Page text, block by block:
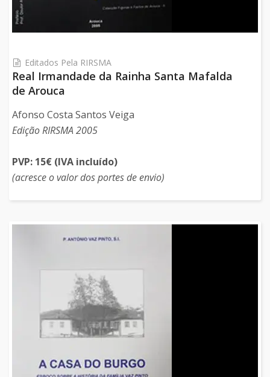
Editados Pela RIRSMA
Real Irmandade da Rainha Santa Mafalda
de Arouca
Afonso Costa Santos Veiga
Edição RIRSMA 2005
PVP: 15€ (IVA incluído)
(acresce o valor dos portes de envio)